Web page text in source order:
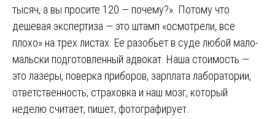
тысяч, а вы просите 120 — почему?». Потому что
дешевая экспертиза — это штамп «осмотрели, все
плохо» на трех листах. Ее разобьет в суде любой мало-
мальски подготовленный адвокат. Наша стоимость —
это лазеры, поверка приборов, зарплата лаборатории,
ответственность, страховка и наш мозг, который
неделю считает, пишет, фотографирует.